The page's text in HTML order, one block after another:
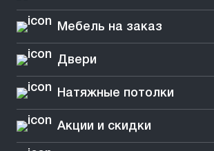
Мебель на заказ
Двери
Натяжные потолки
Акции и скидки